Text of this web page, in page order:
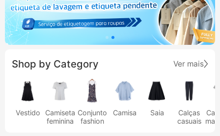
Shop by Category Ver mais
Vestido
Camiseta
feminina
Conjunto
fashion
Camisa Saia
Calças
casuais